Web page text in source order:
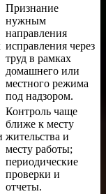
Признание
нужным
направления
исправления через
труд в рамках
домашнего или
местного режима
под надзором.
Контроль чаще
ближе к месту
жительства и
месту работы;
периодические
проверки и
отчеты.